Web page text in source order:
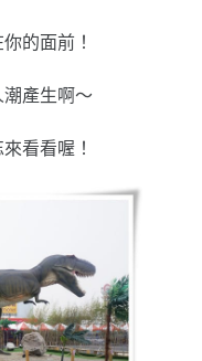
的面前！
產生啊～
看看喔！